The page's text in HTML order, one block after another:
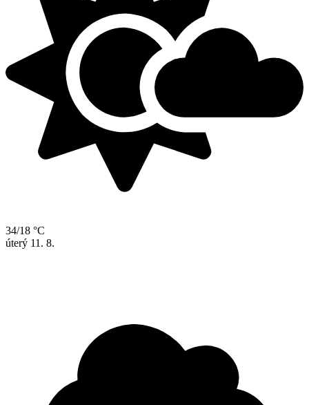
34/18 °C
úterý 11. 8.